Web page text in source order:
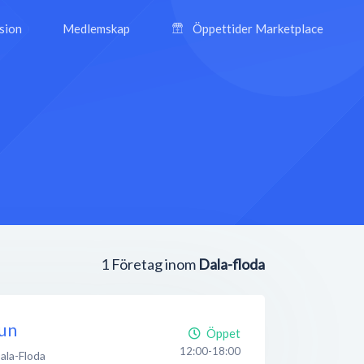
Medlemskap Öppettider Marketplace
1 Företag inom Dala-floda
Floda
Öppet
12:00-18:00